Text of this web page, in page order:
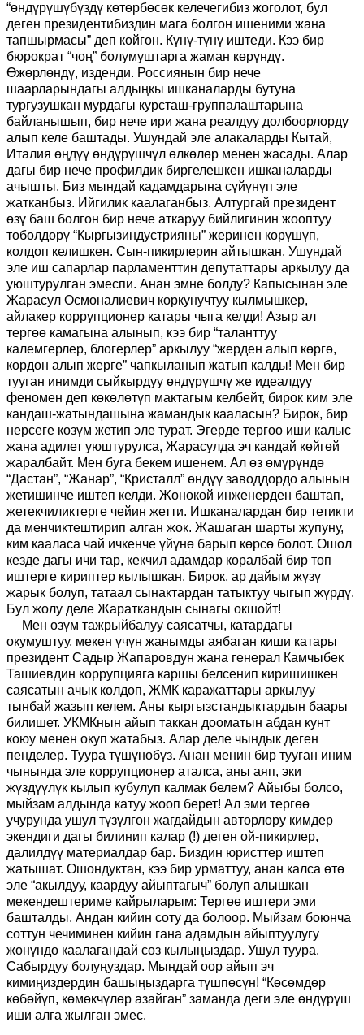
“өндүрүшүбүздү көтөрбөсөк келечегибиз жоголот, бул
деген президентибиздин мага болгон ишеними жана
тапшырмасы” деп койгон. Күнү-түнү иштеди. Кээ бир
бюрократ “чоң” болумуштарга жаман көрүндү.
Өжөрлөндү, изденди. Россиянын бир нече
шаарларындагы алдыңкы ишканаларды бутуна
тургузушкан мурдагы курсташ-группалаштарына
байланышып, бир нече ири жана реалдуу долбоорлорду
алып келе баштады. Ушундай эле алакаларды Кытай,
Италия өңдүү өндүрүшчүл өлкөлөр менен жасады. Алар
дагы бир нече профилдик биргелешкен ишканаларды
ачышты. Биз мындай кадамдарына сүйүнүп эле
жатканбыз. Ийгилик каалаганбыз. Алтургай президент
өзү баш болгон бир нече аткаруу бийлигинин жооптуу
төбөлдөрү “Кыргызиндустрияны” жеринен көрүшүп,
колдоп келишкен. Сын-пикирлерин айтышкан. Ушундай
эле иш сапарлар парламенттин депутаттары аркылуу да
уюштурулган эмеспи. Анан эмне болду? Капысынан эле
Жарасул Осмоналиевич коркунучтуу кылмышкер,
айлакер коррупционер катары чыга келди! Азыр ал
тергөө камагына алынып, кээ бир “таланттуу
калемгерлер, блогерлер” аркылуу “жерден алып көргө,
көрдөн алып жерге” чапкыланып жатып калды! Мен бир
тууган инимди сыйкырдуу өндүрүшчү же идеалдуу
феномен деп көкөлөтүп мактагым келбейт, бирок ким эле
кандаш-жатындашына жамандык кааласын? Бирок, бир
нерсеге көзүм жетип эле турат. Эгерде тергөө иши калыс
жана адилет уюштурулса, Жарасулда эч кандай көйгөй
жаралбайт. Мен буга бекем ишенем. Ал өз өмүрүндө
“Дастан”, “Жанар”, “Кристалл” өндүү заводдордо алынын
жетишинче иштеп келди. Жөнөкөй инженерден баштап,
жетекчиликтерге чейин жетти. Ишканалардан бир тетикти
да менчиктештирип алган жок. Жашаган шарты жупуну,
ким кааласа чай ичкенче үйүнө барып көрсө болот. Ошол
кезде дагы ичи тар, кекчил адамдар көралбай бир топ
иштерге кириптер кылышкан. Бирок, ар дайым жүзү
жарык болуп, татаал сынактардан татыктуу чыгып жүрдү.
Бул жолу деле Жараткандын сынагы окшойт!
Мен өзүм тажрыйбалуу саясатчы, катардагы
окумуштуу, мекен үчүн жанымды аябаган киши катары
президент Садыр Жапаровдун жана генерал Камчыбек
Ташиевдин коррупцияга каршы белсенип киришишкен
саясатын ачык колдоп, ЖМК каражаттары аркылуу
тынбай жазып келем. Аны кыргызстандыктардын баары
билишет. УКМКнын айып таккан дооматын абдан кунт
коюу менен окуп жатабыз. Алар деле чындык деген
пенделер. Туура түшүнөбүз. Анан менин бир тууган иним
чынында эле коррупционер аталса, аны аяп, эки
жүздүүлүк кылып кубулуп калмак белем? Айыбы болсо,
мыйзам алдында катуу жооп берет! Ал эми тергөө
учурунда ушул түзүлгөн жагдайдын авторлору кимдер
экендиги дагы билинип калар (!) деген ой-пикирлер,
далилдүү материалдар бар. Биздин юристтер иштеп
жатышат. Ошондуктан, кээ бир урматтуу, анан калса өтө
эле “акылдуу, каардуу айыптагыч” болуп алышкан
мекендештериме кайрыларым: Тергөө иштери эми
башталды. Андан кийин соту да болоор. Мыйзам боюнча
соттун чечиминен кийин гана адамдын айыптуулугу
жөнүндө каалагандай сөз кылыңыздар. Ушул туура.
Сабырдуу болуңуздар. Мындай оор айып эч
кимиңиздердин башыңыздарга түшпөсүн! “Көсөмдөр
көбөйүп, көмөкчүлөр азайган” заманда деги эле өндүрүш
иши алга жылган эмес.